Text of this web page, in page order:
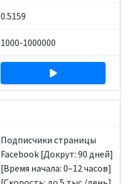
0.5159
1000-1000000
Подписчики страницы
Facebook [Докрут: 90 дней]
[Время начала: 0–12 часов]